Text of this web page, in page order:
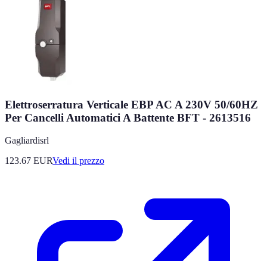
Elettroserratura Verticale EBP AC A 230V 50/60HZ
Per Cancelli Automatici A Battente BFT - 2613516
Gagliardisrl
123.67 EURVedi il prezzo